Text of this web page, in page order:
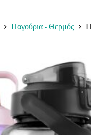
Παγούρια - Θερμός